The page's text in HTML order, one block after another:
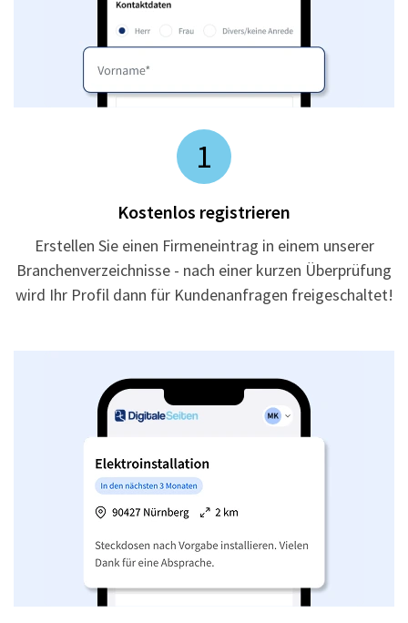
1
Kostenlos registrieren
Erstellen Sie einen Firmeneintrag in einem unserer
Branchenverzeichnisse - nach einer kurzen Überprüfung
wird Ihr Profil dann für Kundenanfragen freigeschaltet!